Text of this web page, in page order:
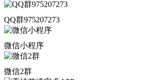
QQ群975207273
微信小程序
微信2群